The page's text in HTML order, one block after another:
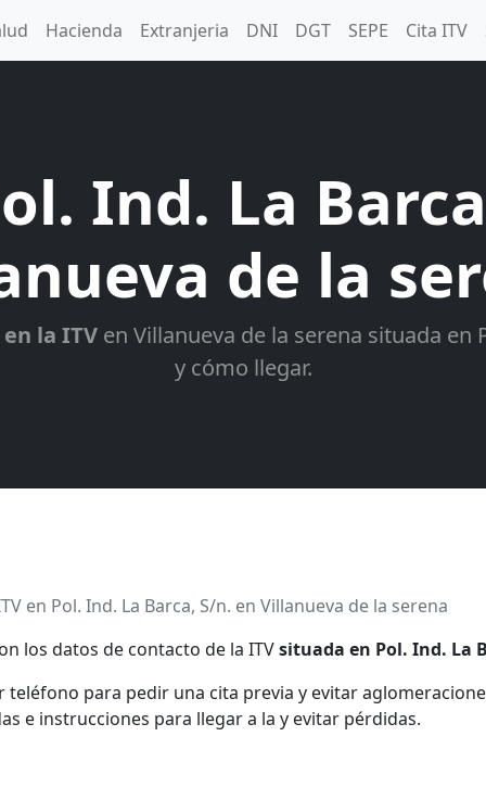
Hacienda Extranjeria DNI DGT SEPE Cita ITV
Ind. La
de la
la ITV en Villanueva de la serena situada en
y cómo llegar.
en Pol. Ind. La Barca, S/n. en Villanueva de la serena
los datos de contacto de la ITVsituada en Pol. Ind. La
teléfono para pedir una cita previa y evitar
e instrucciones para llegar a la y evitar pérdidas.